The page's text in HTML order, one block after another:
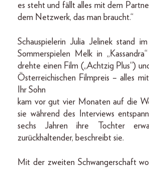
es steht und fällt alles mit dem
dem Netzwerk, das man braucht.“
Schauspielerin Julia Jelinek stand
Sommerspielen Melk in
drehte einen Film („Achtzig Plus“)
Österreichischen Filmpreis – alles
Ihr Sohn
kam vor gut vier Monaten auf die
sie während des Interviews
sechs Jahren ihre Tochter
zurückhaltender, beschreibt sie.
Mit der zweiten Schwangerschaft